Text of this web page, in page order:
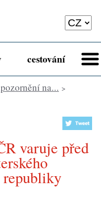
cestování
na... >
republiky